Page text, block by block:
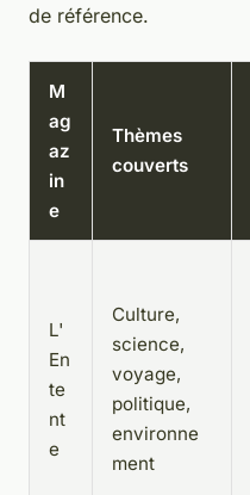
de référence.
M
ag
az
in
e
Thèmes
couverts
L'
En
te
nt
e
Culture,
science,
voyage,
politique,
environne
ment